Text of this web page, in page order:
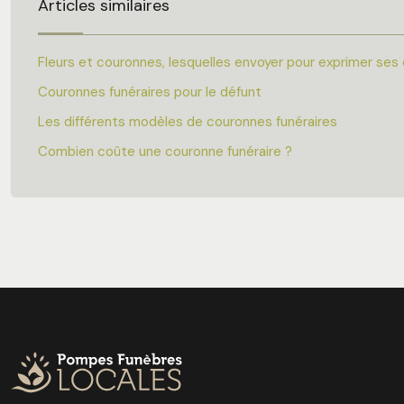
Articles similaires
Fleurs et couronnes, lesquelles envoyer pour exprimer
Couronnes funéraires pour le défunt
Les différents modèles de couronnes funéraires
Combien coûte une couronne funéraire ?